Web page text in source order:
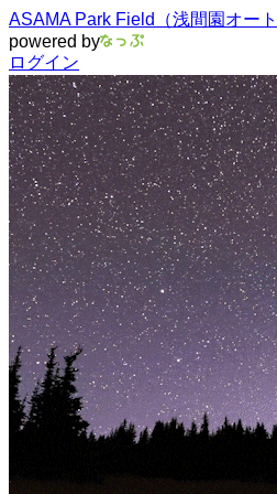
ASAMA Park Field（浅間園オート
powered by
ログイン